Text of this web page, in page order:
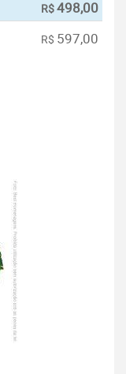
R$498,00
R$ 597,00